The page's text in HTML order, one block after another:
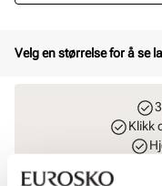
Velg en størrelse for å se
Klikk